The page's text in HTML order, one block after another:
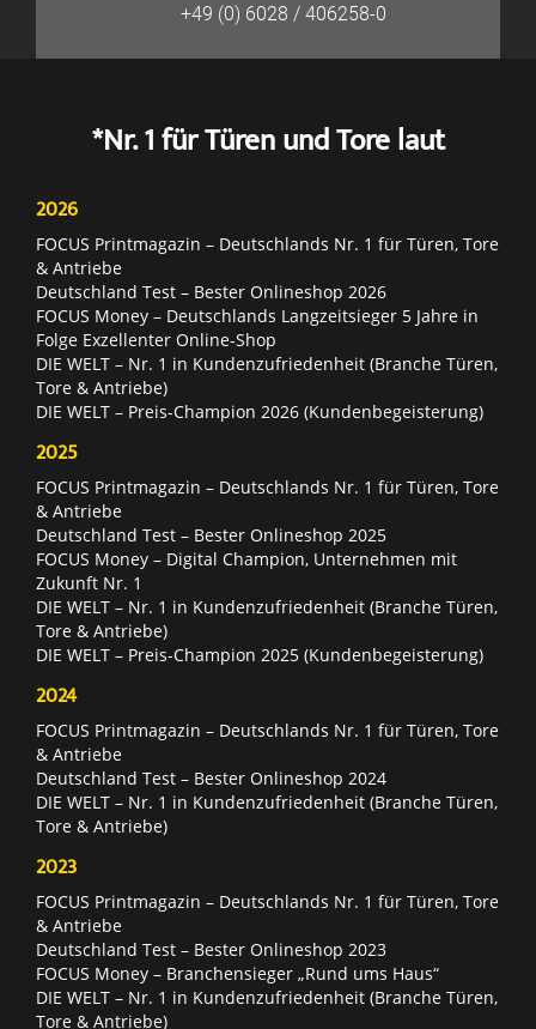
+49 (0) 6028 / 406258-0
*Nr. 1 für Türen und Tore laut
2026
FOCUS Printmagazin – Deutschlands Nr. 1 für Türen, Tore
& Antriebe
Deutschland Test – Bester Onlineshop 2026
FOCUS Money – Deutschlands Langzeitsieger 5 Jahre in
Folge Exzellenter Online-Shop
DIE WELT – Nr. 1 in Kundenzufriedenheit (Branche Türen,
Tore & Antriebe)
DIE WELT – Preis-Champion 2026 (Kundenbegeisterung)
2025
FOCUS Printmagazin – Deutschlands Nr. 1 für Türen, Tore
& Antriebe
Deutschland Test – Bester Onlineshop 2025
FOCUS Money – Digital Champion, Unternehmen mit
Zukunft Nr. 1
DIE WELT – Nr. 1 in Kundenzufriedenheit (Branche Türen,
Tore & Antriebe)
DIE WELT – Preis-Champion 2025 (Kundenbegeisterung)
2024
FOCUS Printmagazin – Deutschlands Nr. 1 für Türen, Tore
& Antriebe
Deutschland Test – Bester Onlineshop 2024
DIE WELT – Nr. 1 in Kundenzufriedenheit (Branche Türen,
Tore & Antriebe)
2023
FOCUS Printmagazin – Deutschlands Nr. 1 für Türen, Tore
& Antriebe
Deutschland Test – Bester Onlineshop 2023
FOCUS Money – Branchensieger „Rund ums Haus“
DIE WELT – Nr. 1 in Kundenzufriedenheit (Branche Türen,
Tore & Antriebe)